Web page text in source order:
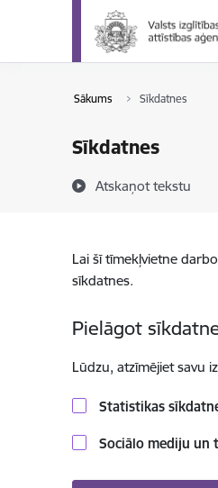
Pāriet uz lapas saturu
Sākums Sīkdatnes
Sīkdatnes
Atskaņot tekstu
Lai šī tīmekļvietne
sīkdatnes.
Pielāgot
Lūdzu, atzīmējiet savu
Statistikas
Sociālo mediju un